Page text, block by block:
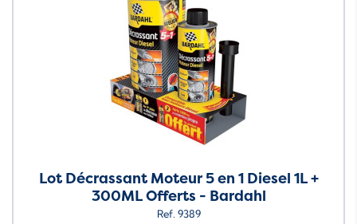
Lot Décrassant Moteur 5 en 1 Diesel 1L +
300ML Offerts - Bardahl
Ref. 9389